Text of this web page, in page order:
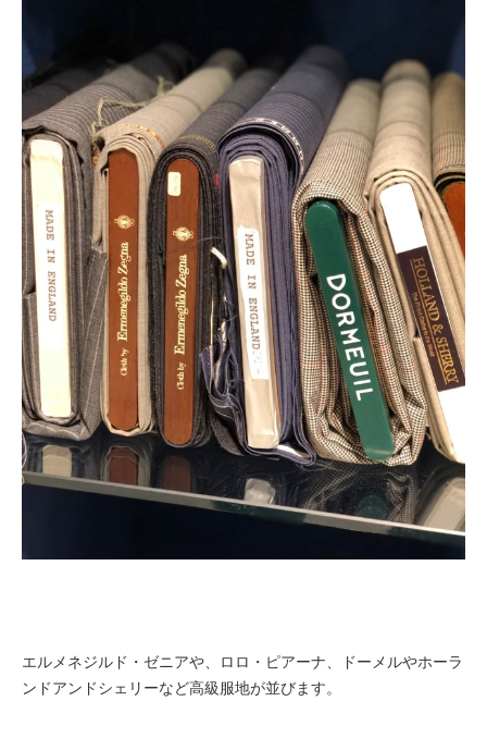
エルメネジルド・ゼニアや、ロロ・ピアーナ、ドーメルやホーラ
ンドアンドシェリーなど高級服地が並びます。